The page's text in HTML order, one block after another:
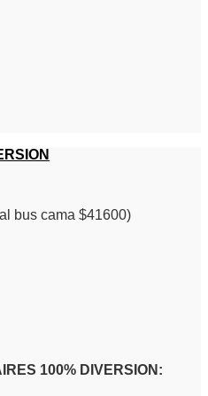
bus cama $41600)
100% DIVERSION: